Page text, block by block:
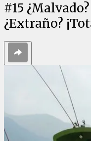
#15
¿Extraño?